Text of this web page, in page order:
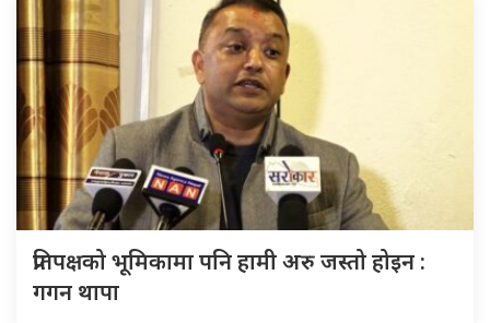
प्रतिपक्षको भूमिकामा पनि हामी अरु जस्तो होइन :
गगन थापा